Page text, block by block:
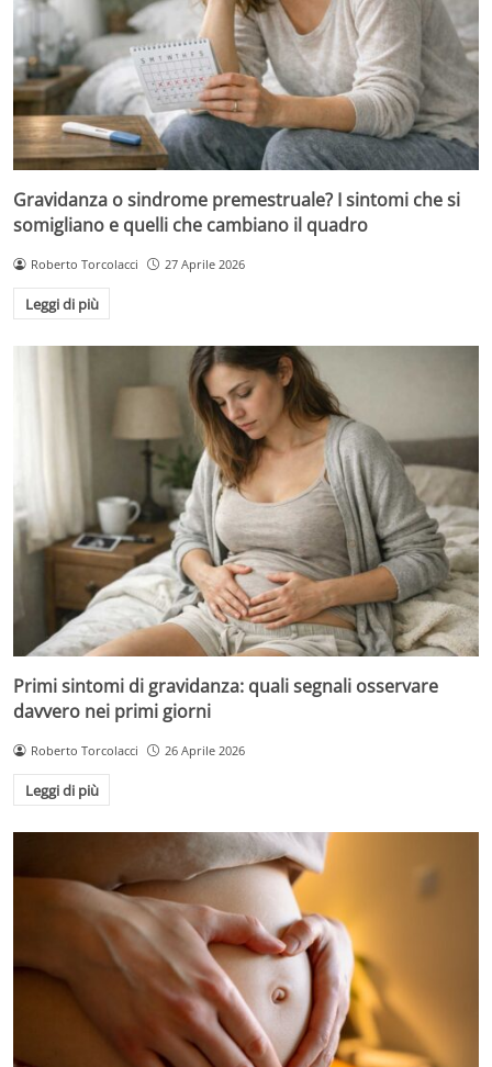
Gravidanza o sindrome premestruale? I sintomi che si
somigliano e quelli che cambiano il quadro
Roberto Torcolacci 27 Aprile 2026
Leggi di più
Primi sintomi di gravidanza: quali segnali osservare
davvero nei primi giorni
Roberto Torcolacci 26 Aprile 2026
Leggi di più